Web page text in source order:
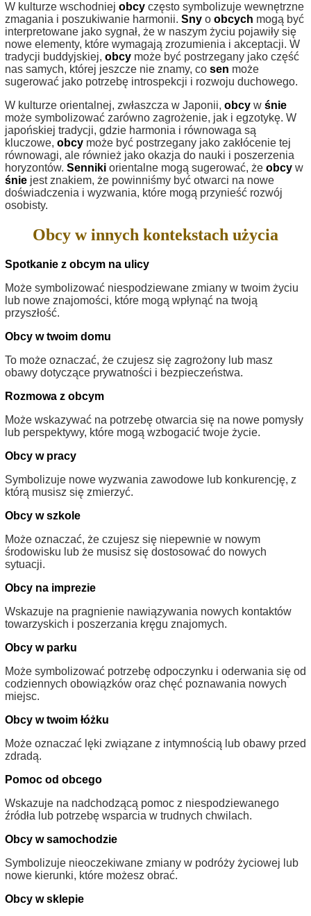
W kulturze wschodniej obcy często symbolizuje wewnętrzne
zmagania i poszukiwanie harmonii. Sny o obcych mogą być
interpretowane jako sygnał, że w naszym życiu pojawiły się
nowe elementy, które wymagają zrozumienia i akceptacji. W
tradycji buddyjskiej, obcy może być postrzegany jako część
nas samych, której jeszcze nie znamy, co sen może
sugerować jako potrzebę introspekcji i rozwoju duchowego.
W kulturze orientalnej, zwłaszcza w Japonii, obcy w śnie
może symbolizować zarówno zagrożenie, jak i egzotykę. W
japońskiej tradycji, gdzie harmonia i równowaga są
kluczowe, obcy może być postrzegany jako zakłócenie tej
równowagi, ale również jako okazja do nauki i poszerzenia
horyzontów. Senniki orientalne mogą sugerować, że obcy w
śnie jest znakiem, że powinniśmy być otwarci na nowe
doświadczenia i wyzwania, które mogą przynieść rozwój
osobisty.
Obcy w innych kontekstach użycia
Spotkanie z obcym na ulicy
Może symbolizować niespodziewane zmiany w twoim życiu
lub nowe znajomości, które mogą wpłynąć na twoją
przyszłość.
Obcy w twoim domu
To może oznaczać, że czujesz się zagrożony lub masz
obawy dotyczące prywatności i bezpieczeństwa.
Rozmowa z obcym
Może wskazywać na potrzebę otwarcia się na nowe pomysły
lub perspektywy, które mogą wzbogacić twoje życie.
Obcy w pracy
Symbolizuje nowe wyzwania zawodowe lub konkurencję, z
którą musisz się zmierzyć.
Obcy w szkole
Może oznaczać, że czujesz się niepewnie w nowym
środowisku lub że musisz się dostosować do nowych
sytuacji.
Obcy na imprezie
Wskazuje na pragnienie nawiązywania nowych kontaktów
towarzyskich i poszerzania kręgu znajomych.
Obcy w parku
Może symbolizować potrzebę odpoczynku i oderwania się od
codziennych obowiązków oraz chęć poznawania nowych
miejsc.
Obcy w twoim łóżku
Może oznaczać lęki związane z intymnością lub obawy przed
zdradą.
Pomoc od obcego
Wskazuje na nadchodzącą pomoc z niespodziewanego
źródła lub potrzebę wsparcia w trudnych chwilach.
Obcy w samochodzie
Symbolizuje nieoczekiwane zmiany w podróży życiowej lub
nowe kierunki, które możesz obrać.
Obcy w sklepie